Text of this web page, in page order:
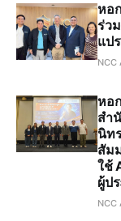
หอ
ร่ว
แป
NCC
หอ
สำ
นิท
สัม
ใช้
ผู้ป
NCC